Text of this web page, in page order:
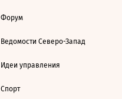
Форум
Ведомости Северо-Запад
Идеи управления
Спорт